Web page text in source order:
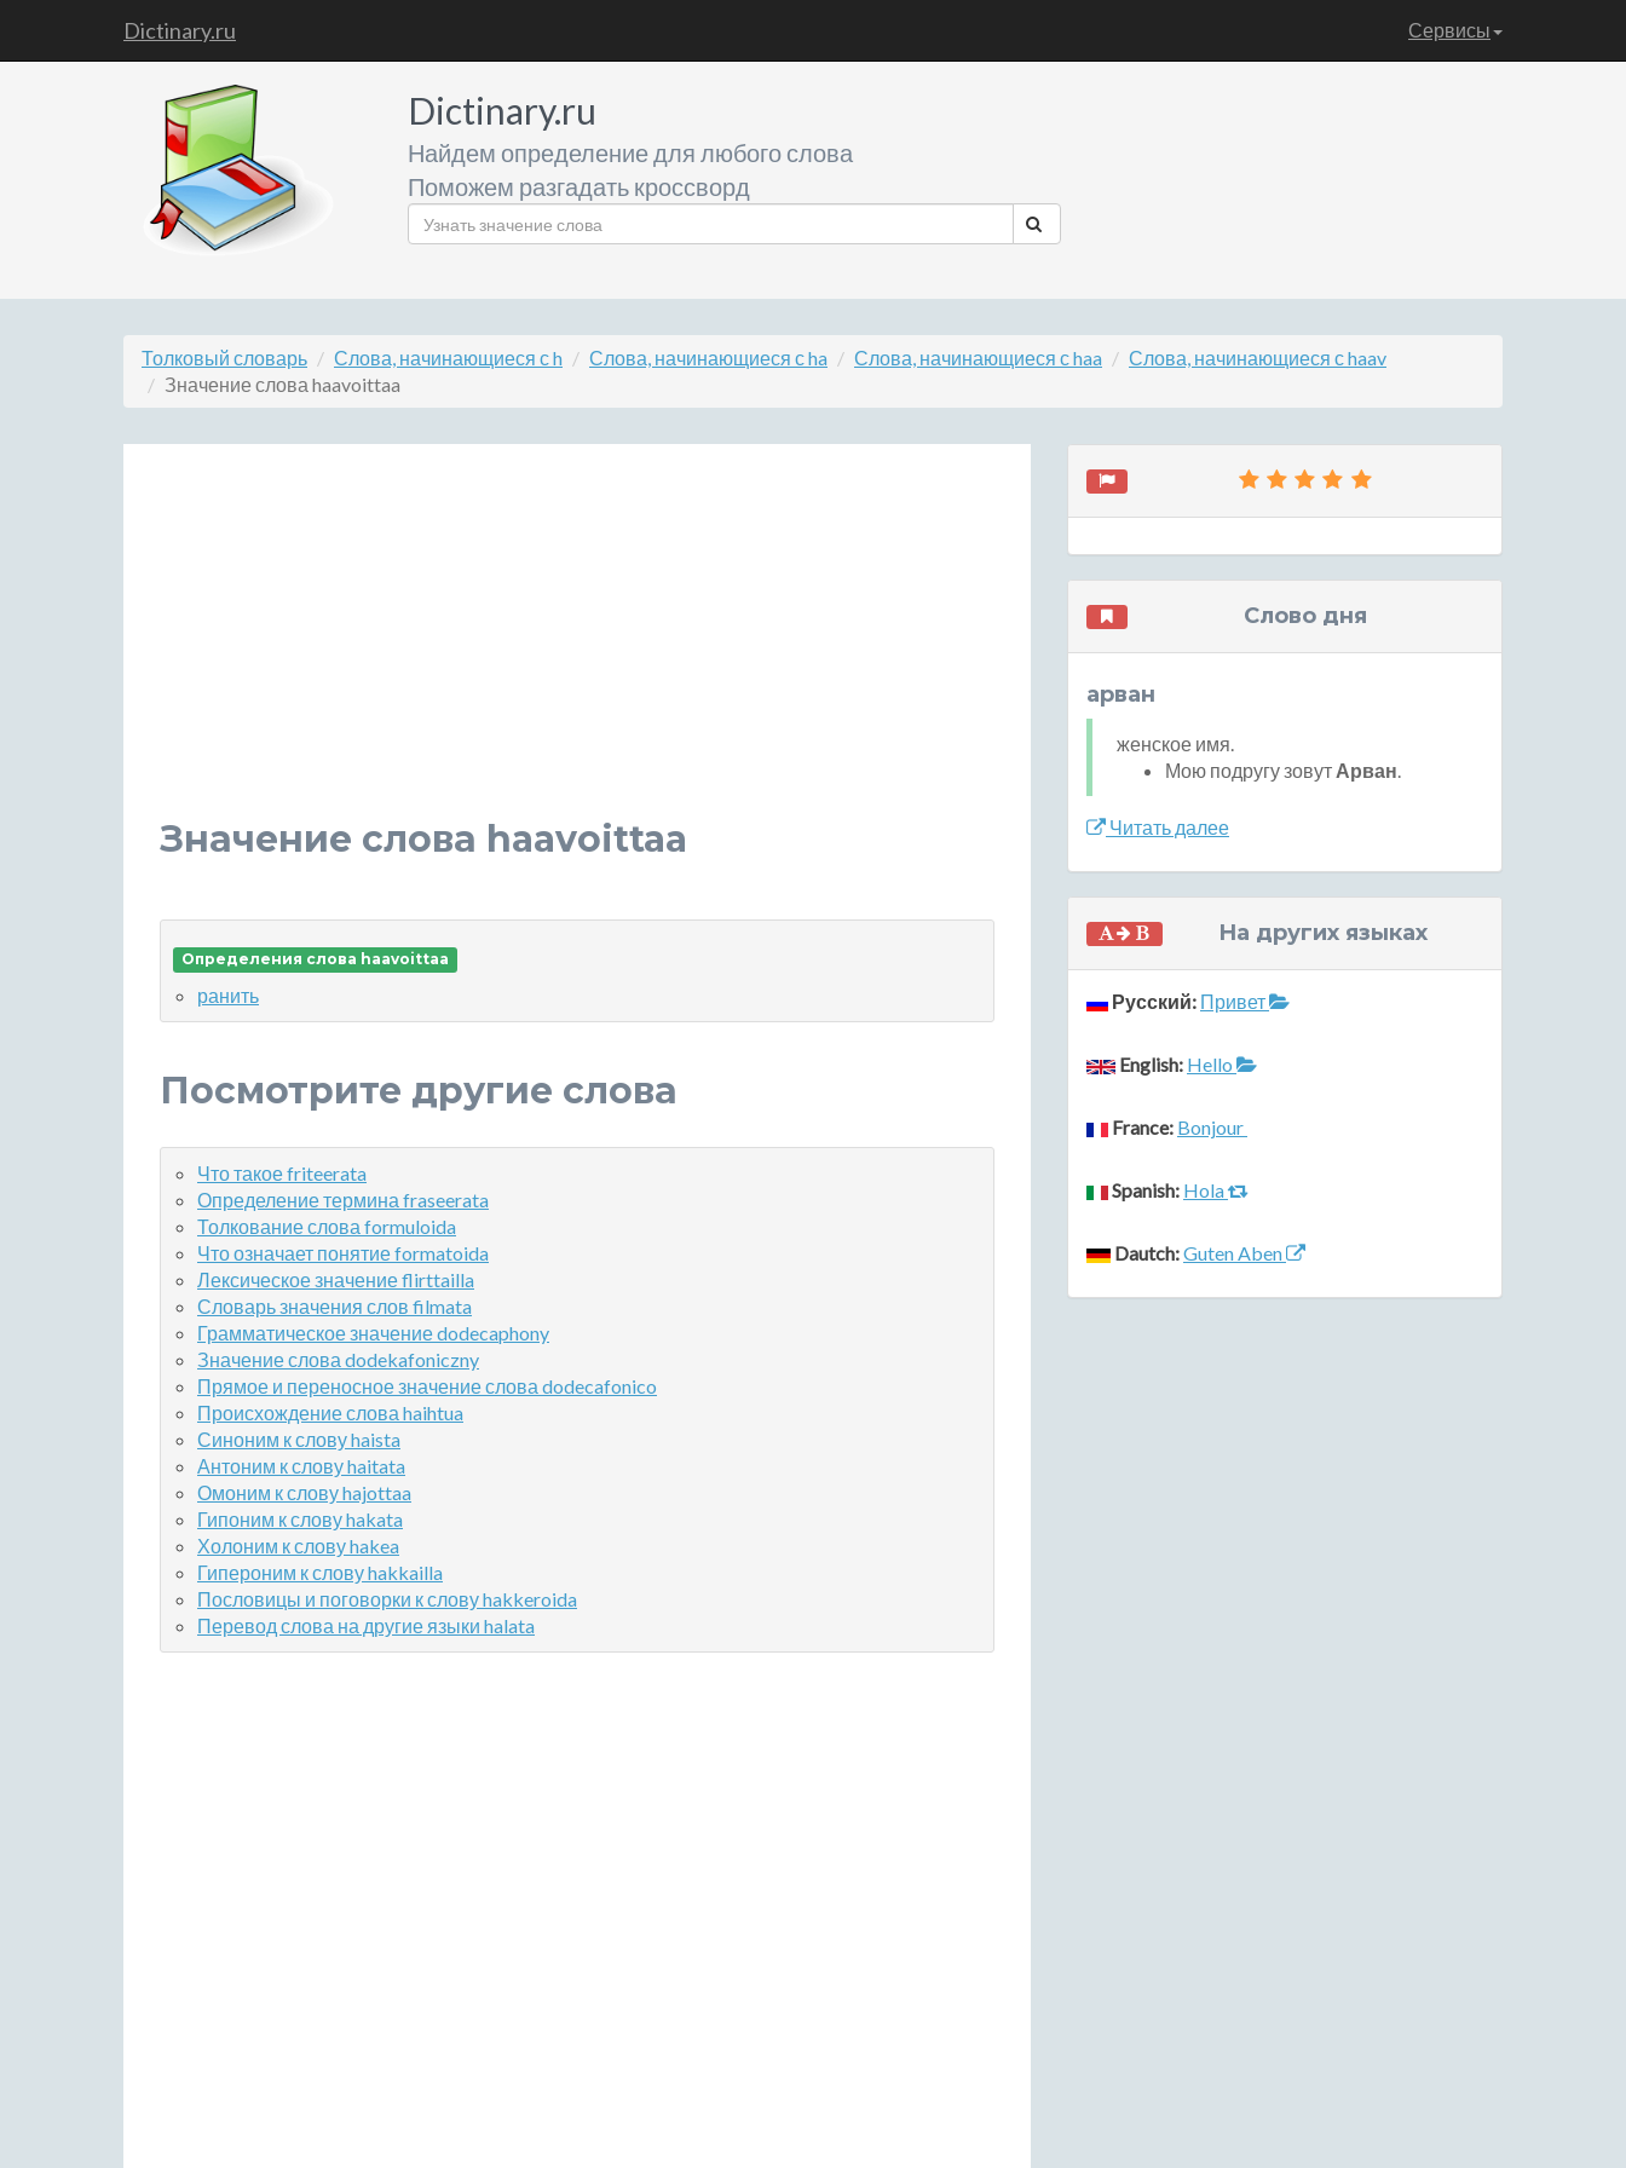
Dictinary.ru Сервисы
Dictinary.ru
Найдем определение для любого слова
Поможем разгадать кроссворд
Толковый словарь Слова, начинающиеся с h Слова, начинающиеся с ha Слова, начинающиеся с haa
Слова, начинающиеся с haav
Значение слова haavoittaa
Значение слова haavoittaa
Определения слова haavoittaa
ранить
Посмотрите другие слова
Что такое friteerata
Определение термина fraseerata
Толкование слова formuloida
Что означает понятие formatoida
Лексическое значение flirttailla
Словарь значения слов filmata
Грамматическое значение dodecaphony
Значение слова dodekafoniczny
Прямое и переносное значение слова dodecafonico
Происхождение слова haihtua
Синоним к слову haista
Антоним к слову haitata
Омоним к слову hajottaa
Гипоним к слову hakata
Холоним к слову hakea
Гипероним к слову hakkailla
Пословицы и поговорки к слову hakkeroida
Перевод слова на другие языки halata
Слово дня
арван
женское имя.
Мою подругу зовут Арван.
Читать далее
На других языках
Русский: Привет
English: Hello
France: Bonjour
Spanish: Hola
Dautch:Guten Aben